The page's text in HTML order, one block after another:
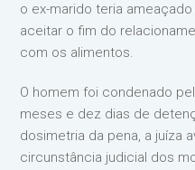
o ex-marido teria
aceitar o fim do
com os alimentos.
O homem foi condenado
meses e dez dias de
dosimetria da pena, a juíza
circunstância judicial dos